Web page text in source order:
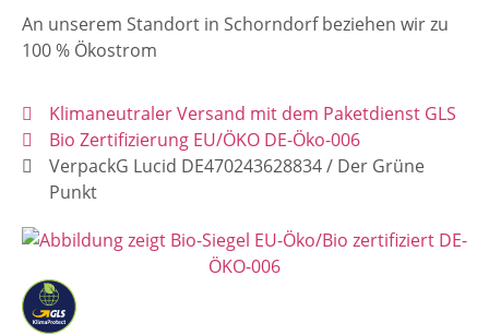
An unserem Standort in Schorndorf beziehen wir zu
100 % Ökostrom
Klimaneutraler Versand mit dem Paketdienst GLS
Bio Zertifizierung EU/ÖKO DE-Öko-006
VerpackG Lucid DE470243628834 / Der Grüne
Punkt